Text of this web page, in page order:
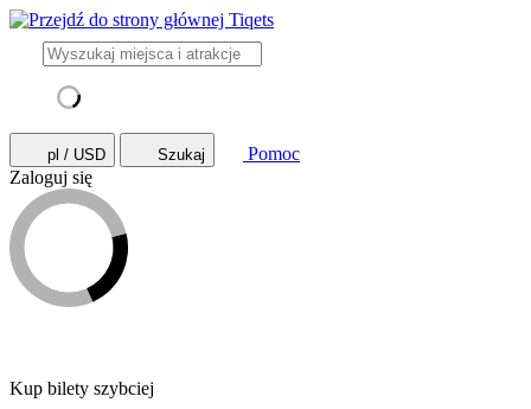
pl / USD Szukaj
Pomoc
Zaloguj się
Kup bilety szybciej